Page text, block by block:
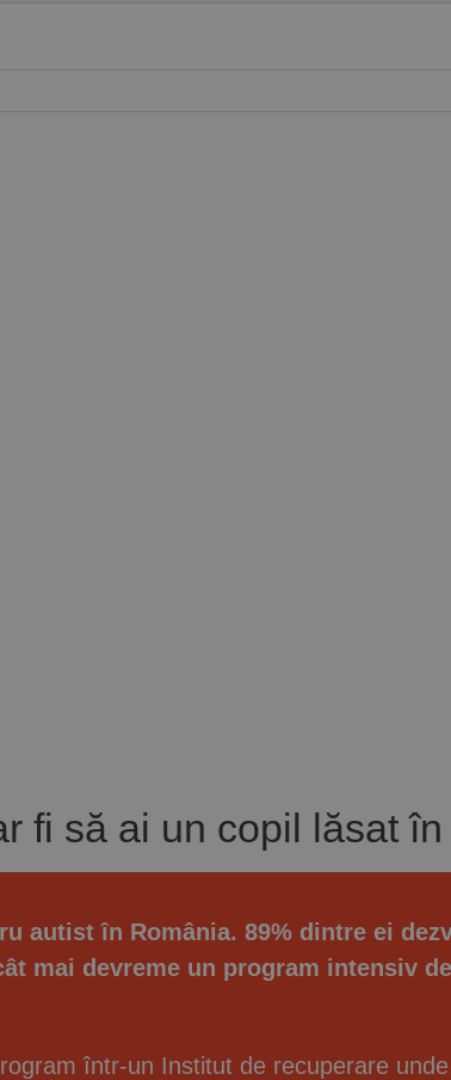
fi să ai un copil lăsat
autist în România. 89% dintre ei
mai devreme un program intensiv
într-un Institut de recuperare